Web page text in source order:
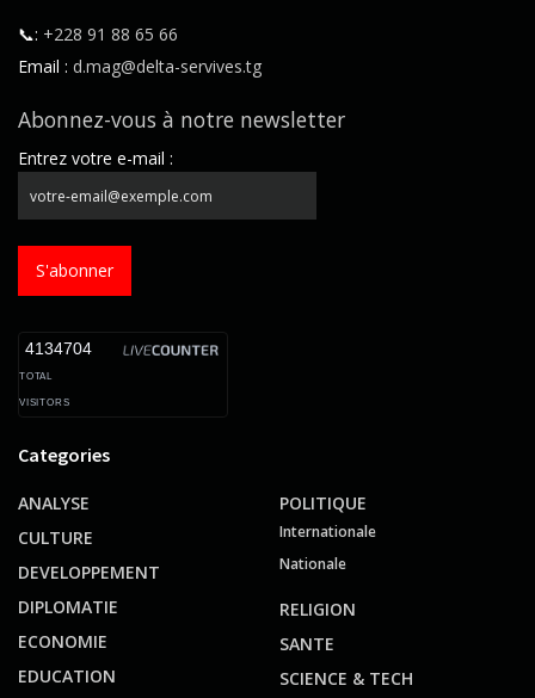
📞: +228 91 88 65 66
Email : d.mag@delta-servives.tg
Abonnez-vous à notre newsletter
Entrez votre e-mail :
S'abonner
4134704
TOTAL
VISITORS
Categories
ANALYSE
CULTURE
DEVELOPPEMENT
DIPLOMATIE
ECONOMIE
EDUCATION
POLITIQUE
Internationale
Nationale
RELIGION
SANTE
SCIENCE & TECH